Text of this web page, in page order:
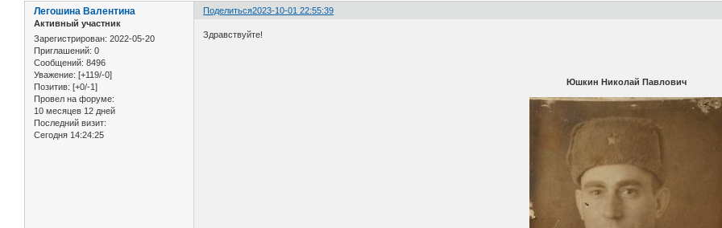
Поделиться2023-10-01 22:55:39
Легошина Валентина
Активный участник
Зарегистрирован: 2022-05-20
Приглашений: 0
Сообщений: 8496
Уважение: [+119/-0]
Позитив: [+0/-1]
Провел на форуме:
10 месяцев 12 дней
Последний визит:
Сегодня 14:24:25
Здравствуйте!
Юшкин Николай Павлович